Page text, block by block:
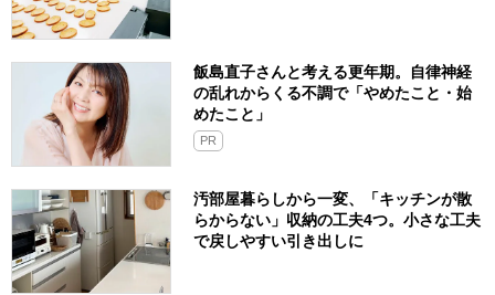
飯島直子さんと考える更年期。自律神経
の乱れからくる不調で「やめたこと・始
めたこと」
PR
汚部屋暮らしから一変、「キッチンが散
らからない」収納の工夫4つ。小さな工夫
で戻しやすい引き出しに